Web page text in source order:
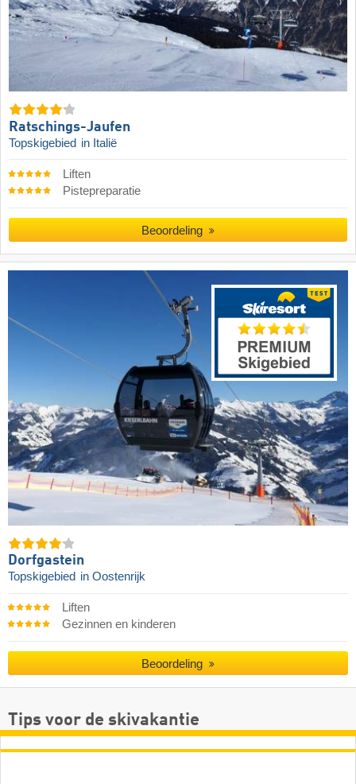
Ratschings-Jaufen
Topskigebied in Italië
Liften
Pistepreparatie
Beoordeling
Dorfgastein
Topskigebied in Oostenrijk
Liften
Gezinnen en kinderen
Beoordeling
Tips voor de skivakantie